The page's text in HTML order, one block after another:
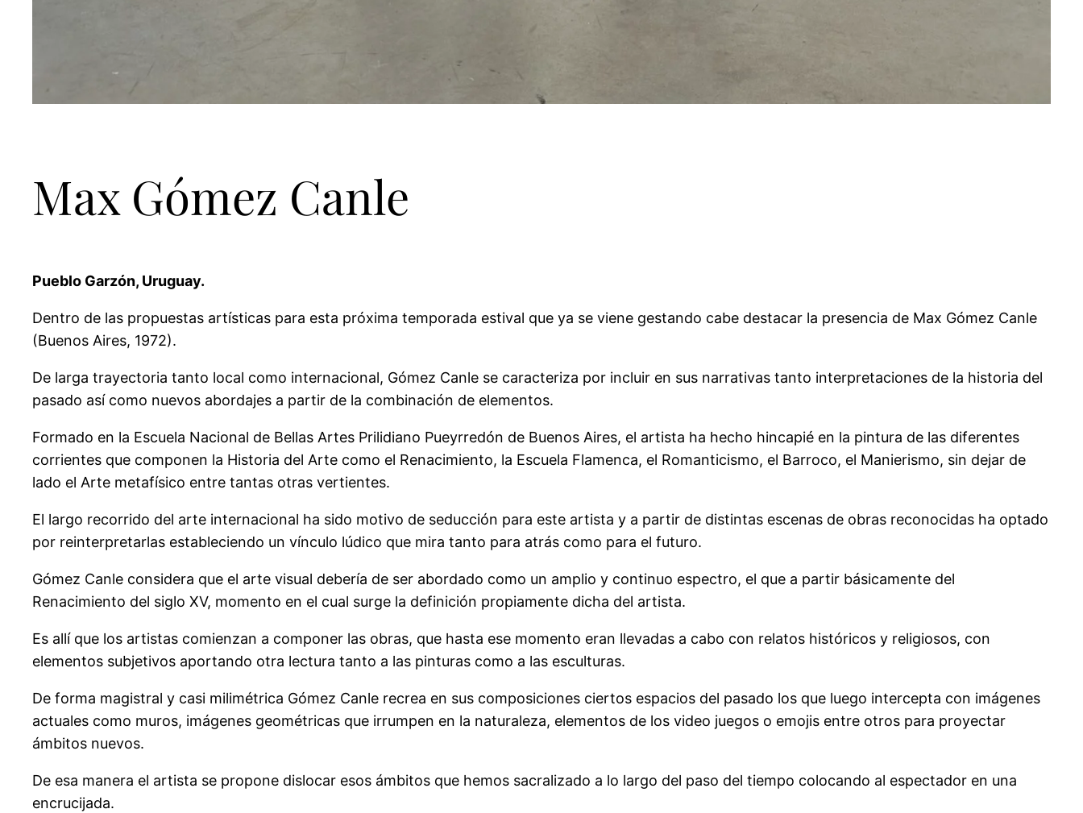
Max Gómez Canle
Pueblo Garzón, Uruguay.
Dentro de las propuestas artísticas para esta próxima temporada estival que ya se viene gestando cabe destacar la presencia de Max Gómez Canle
(Buenos Aires, 1972).
De larga trayectoria tanto local como internacional, Gómez Canle se caracteriza por incluir en sus narrativas tanto interpretaciones de la historia del
pasado así como nuevos abordajes a partir de la combinación de elementos.
Formado en la Escuela Nacional de Bellas Artes Prilidiano Pueyrredón de Buenos Aires, el artista ha hecho hincapié en la pintura de las diferentes
corrientes que componen la Historia del Arte como el Renacimiento, la Escuela Flamenca, el Romanticismo, el Barroco, el Manierismo, sin dejar de
lado el Arte metafísico entre tantas otras vertientes.
El largo recorrido del arte internacional ha sido motivo de seducción para este artista y a partir de distintas escenas de obras reconocidas ha optado
por reinterpretarlas estableciendo un vínculo lúdico que mira tanto para atrás como para el futuro.
Gómez Canle considera que el arte visual debería de ser abordado como un amplio y continuo espectro, el que a partir básicamente del
Renacimiento del siglo XV, momento en el cual surge la definición propiamente dicha del artista.
Es allí que los artistas comienzan a componer las obras, que hasta ese momento eran llevadas a cabo con relatos históricos y religiosos, con
elementos subjetivos aportando otra lectura tanto a las pinturas como a las esculturas.
De forma magistral y casi milimétrica Gómez Canle recrea en sus composiciones ciertos espacios del pasado los que luego intercepta con imágenes
actuales como muros, imágenes geométricas que irrumpen en la naturaleza, elementos de los video juegos o emojis entre otros para proyectar
ámbitos nuevos.
De esa manera el artista se propone dislocar esos ámbitos que hemos sacralizado a lo largo del paso del tiempo colocando al espectador en una
encrucijada.